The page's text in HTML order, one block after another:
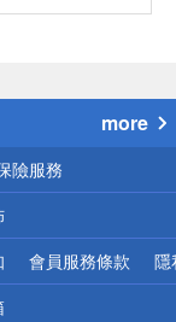
more
險服務
會員服務條款 隱